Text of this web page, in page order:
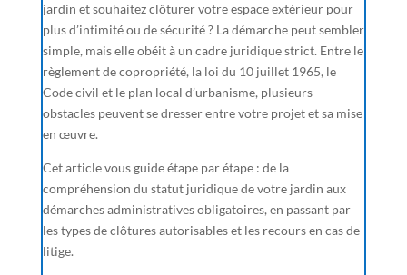
jardin et souhaitez clôturer votre espace extérieur pour
plus d’intimité ou de sécurité ? La démarche peut sembler
simple, mais elle obéit à un cadre juridique strict. Entre le
règlement de copropriété, la loi du 10 juillet 1965, le
Code civil et le plan local d’urbanisme, plusieurs
obstacles peuvent se dresser entre votre projet et sa mise
en œuvre.
Cet article vous guide étape par étape : de la
compréhension du statut juridique de votre jardin aux
démarches administratives obligatoires, en passant par
les types de clôtures autorisables et les recours en cas de
litige.